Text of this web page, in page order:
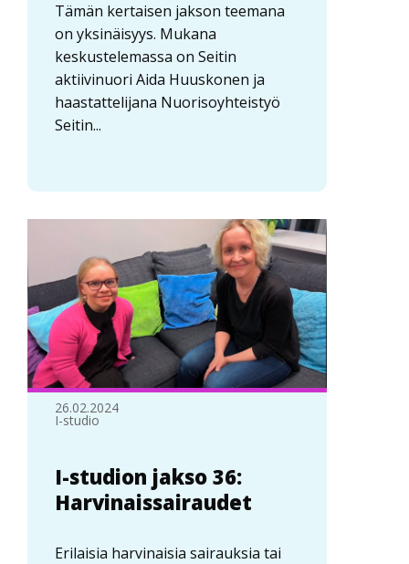
Tämän kertaisen jakson teemana
on yksinäisyys. Mukana
keskustelemassa on Seitin
aktiivinuori Aida Huuskonen ja
haastattelijana Nuorisoyhteistyö
Seitin...
26.02.2024
I-studio
I-studion jakso 36:
Harvinaissairaudet
Erilaisia harvinaisia sairauksia tai